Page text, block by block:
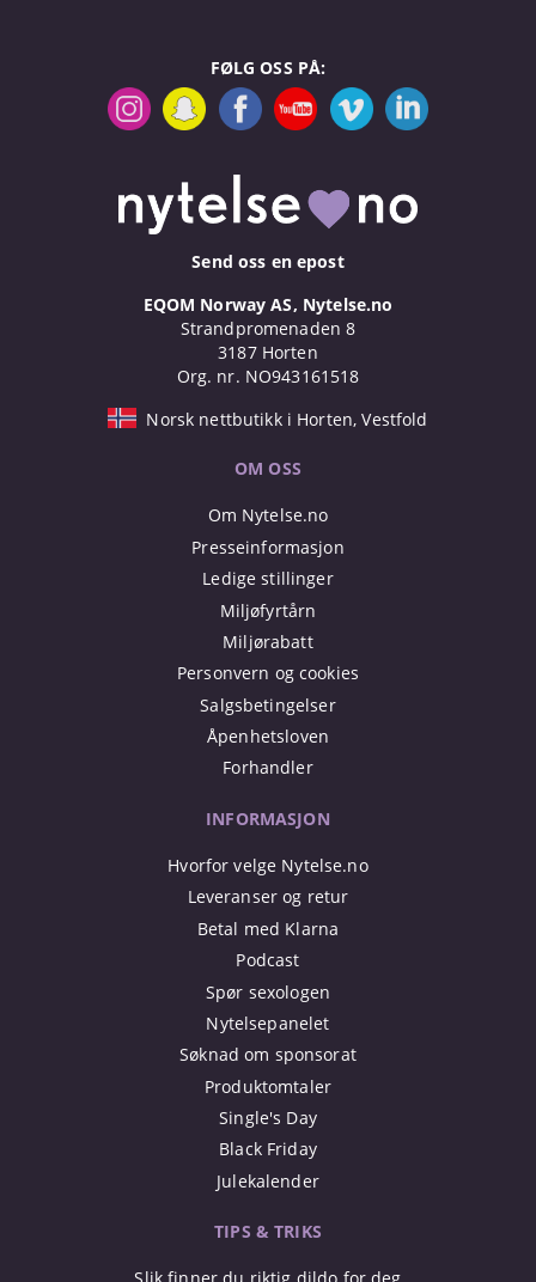
FØLG OSS PÅ:
Send oss en epost
EQOM Norway AS, Nytelse.no
Strandpromenaden 8
3187 Horten
Org. nr. NO943161518
Norsk nettbutikk i Horten, Vestfold
OM OSS
Om Nytelse.no
Presseinformasjon
Ledige stillinger
Miljøfyrtårn
Miljørabatt
Personvern og cookies
Salgsbetingelser
Åpenhetsloven
Forhandler
INFORMASJON
Hvorfor velge Nytelse.no
Leveranser og retur
Betal med Klarna
Podcast
Spør sexologen
Nytelsepanelet
Søknad om sponsorat
Produktomtaler
Single's Day
Black Friday
Julekalender
TIPS & TRIKS